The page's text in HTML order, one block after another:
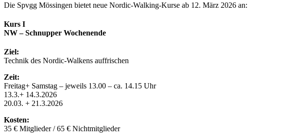
Die Spvgg Mössingen bietet neue Nordic-Walking-Kurse ab 12. März 2026 an:
Kurs I
NW – Schnupper Wochenende
Ziel:
Technik des Nordic-Walkens auffrischen
Zeit:
Freitag+ Samstag – jeweils 13.00 – ca. 14.15 Uhr
13.3.+ 14.3.2026
20.03. + 21.3.2026
Kosten:
35 € Mitglieder / 65 € Nichtmitglieder